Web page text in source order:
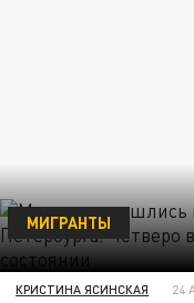
МИГРАНТЫ
КРИСТИНА ЯСИНСКАЯ 24